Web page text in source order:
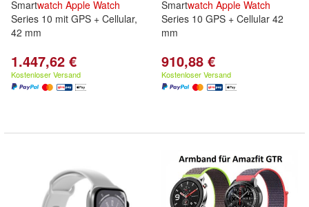
Smartwatch Apple Watch
Series 10 mit GPS + Cellular,
42 mm
1.447,62 €
Kostenloser Versand
Smartwatch Apple Watch
Series 10 GPS + Cellular 42
mm
910,88 €
Kostenloser Versand